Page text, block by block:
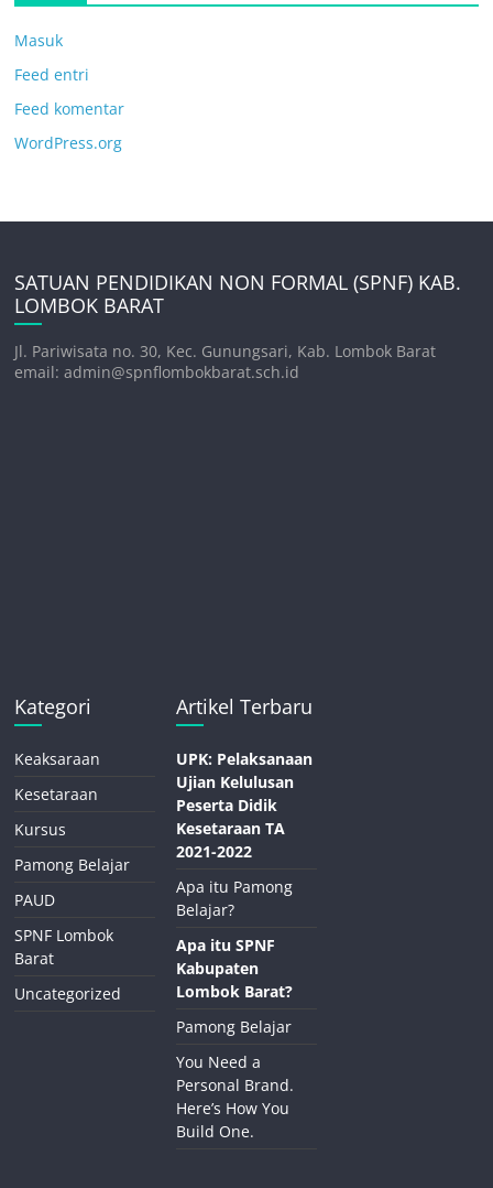
Masuk
Feed entri
Feed komentar
WordPress.org
SATUAN PENDIDIKAN NON FORMAL (SPNF) KAB.
LOMBOK BARAT
Jl. Pariwisata no. 30, Kec. Gunungsari, Kab. Lombok Barat
email: admin@spnflombokbarat.sch.id
Kategori
Keaksaraan
Kesetaraan
Kursus
Pamong Belajar
PAUD
SPNF Lombok
Barat
Uncategorized
Artikel Terbaru
UPK: Pelaksanaan
Ujian Kelulusan
Peserta Didik
Kesetaraan TA
2021-2022
Apa itu Pamong
Belajar?
Apa itu SPNF
Kabupaten
Lombok Barat?
Pamong Belajar
You Need a
Personal Brand.
Here’s How You
Build One.